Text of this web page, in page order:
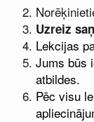
Uzreiz
Lekcijas
Jums būs
atbildes.
Pēc visu